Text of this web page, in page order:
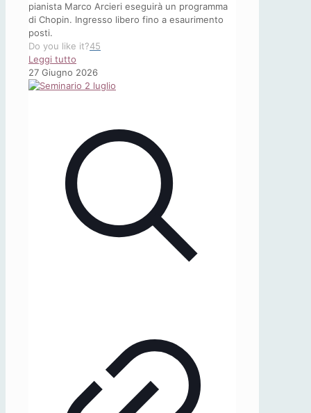
pianista Marco Arcieri eseguirà un programma
di Chopin. Ingresso libero fino a esaurimento
posti.
Do you like it?45
Leggi tutto
CONCERTO
PER
27 Giugno 2026